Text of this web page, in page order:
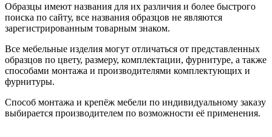
Образцы имеют названия для их различия и более быстрого
поиска по сайту, все названия образцов не являются
зарегистрированным товарным знаком.
Все мебельные изделия могут отличаться от представленных
образцов по цвету, размеру, комплектации, фурнитуре, а также
способами монтажа и производителями комплектующих и
фурнитуры.
Способ монтажа и крепёж мебели по индивидуальному заказу
выбирается производителем по возможности её применения.